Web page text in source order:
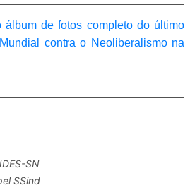
álbum de fotos completo do último
contra o Neoliberalismo na
SN
SSind